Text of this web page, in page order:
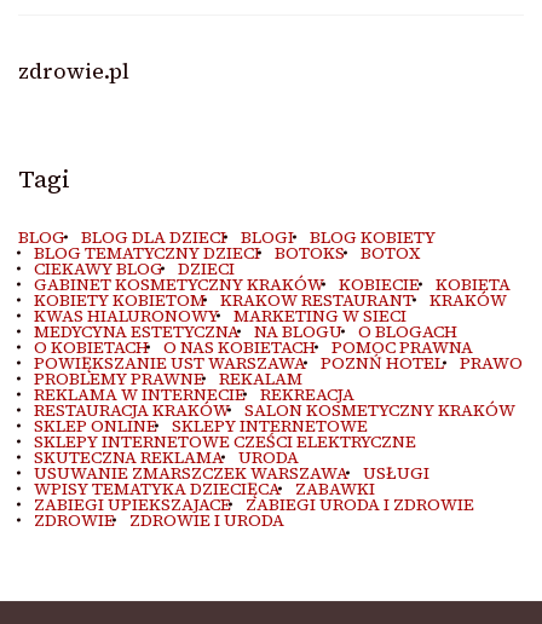
zdrowie.pl
Tagi
BLOG BLOG DLA DZIECI BLOGI BLOG KOBIETY
BLOG TEMATYCZNY DZIECI BOTOKS BOTOX
CIEKAWY BLOG DZIECI
GABINET KOSMETYCZNY KRAKÓW KOBIECIE KOBIETA
KOBIETY KOBIETOM KRAKOW RESTAURANT KRAKÓW
KWAS HIALURONOWY MARKETING W SIECI
MEDYCYNA ESTETYCZNA NA BLOGU O BLOGACH
O KOBIETACH O NAS KOBIETACH POMOC PRAWNA
POWIĘKSZANIE UST WARSZAWA POZNŃ HOTEL PRAWO
PROBLEMY PRAWNE REKALAM
REKLAMA W INTERNECIE REKREACJA
RESTAURACJA KRAKÓW SALON KOSMETYCZNY KRAKÓW
SKLEP ONLINE SKLEPY INTERNETOWE
SKLEPY INTERNETOWE CZEŚCI ELEKTRYCZNE
SKUTECZNA REKLAMA URODA
USUWANIE ZMARSZCZEK WARSZAWA USŁUGI
WPISY TEMATYKA DZIECIĘCA ZABAWKI
ZABIEGI UPIEKSZAJACE ZABIEGI URODA I ZDROWIE
ZDROWIE ZDROWIE I URODA